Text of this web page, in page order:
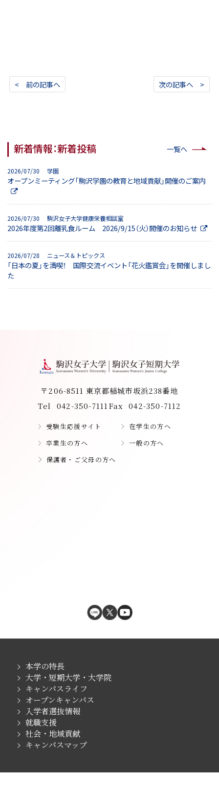
< 前の記事へ 次の記事へ >
新着情報：新着投稿 一覧へ
2026/07/30 学園
オープンミーティング「駒沢学園の教育と地域貢献」開催のご案内
2026/07/30 駒沢女子大学健康栄養相談室
2026年度第2回離乳食ルーム 2026/9/15（火）開催のお知らせ
2026/07/28 ニュース＆トピックス
「日本の夏」を満喫！ 国際交流イベント「花火鑑賞会」を開催しまし
た
〒206-8511 東京都稲城市坂浜238番地
Tel
042-350-7111Fax 042-350-7112
受験生応援サイト
在学生の方へ
卒業生の方へ
一般の方へ
保護者・ご父母の方へ
本学の特長
大学・短期大学・大学院
キャンパスライフ
オープンキャンパス
入学者選抜情報
就職支援
社会・地域貢献
キャンパスマップ